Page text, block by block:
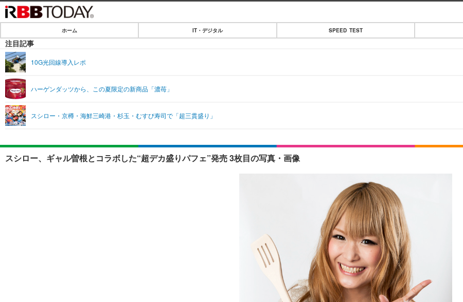
IT・デジタル
ショッピング
SPEED TEST
エンタメ
エンタメTOP
音楽
ライフ
ライフTOP
ペット
リリース一覧
ホーム IT・デジタル SPEED TEST
注目記事
10G光回線導入レポ
ハーゲンダッツから、この夏限定の新商品「濃苺」
スシロー・京樽・海鮮三崎港・杉玉・むすび寿司で「超三貫盛り」
スシロー、ギャル曽根とコラボした“超デカ盛りパフェ”発売 3枚目の写真・画像